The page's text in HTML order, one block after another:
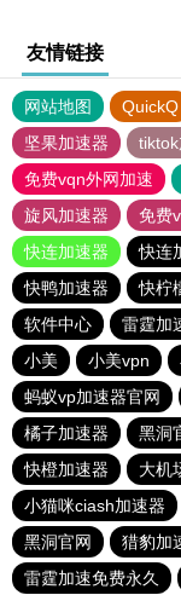
友情链接
网站地图 QuickQ
坚果加速器
免费vqn外网加速
旋风加速器
免费
快连加速器
快连
快鸭加速器
快柠
软件中心
雷霆加
小美
小美vpn
蚂蚁vp加速器官网
橘子加速器
黑洞
快橙加速器
大机
小猫咪ciash加速器
黑洞官网
猎豹加
雷霆加速免费永久